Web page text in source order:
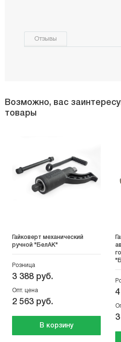
Отзывы
Возможно, вас
товары
Гайковерт механический
ручной "БелАК"
Розница
3 388 руб.
Опт. цена
2 563 руб.
В корзину